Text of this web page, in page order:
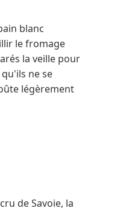
blanc
le fromage
la veille pour
ne se
légèrement
de Savoie, la